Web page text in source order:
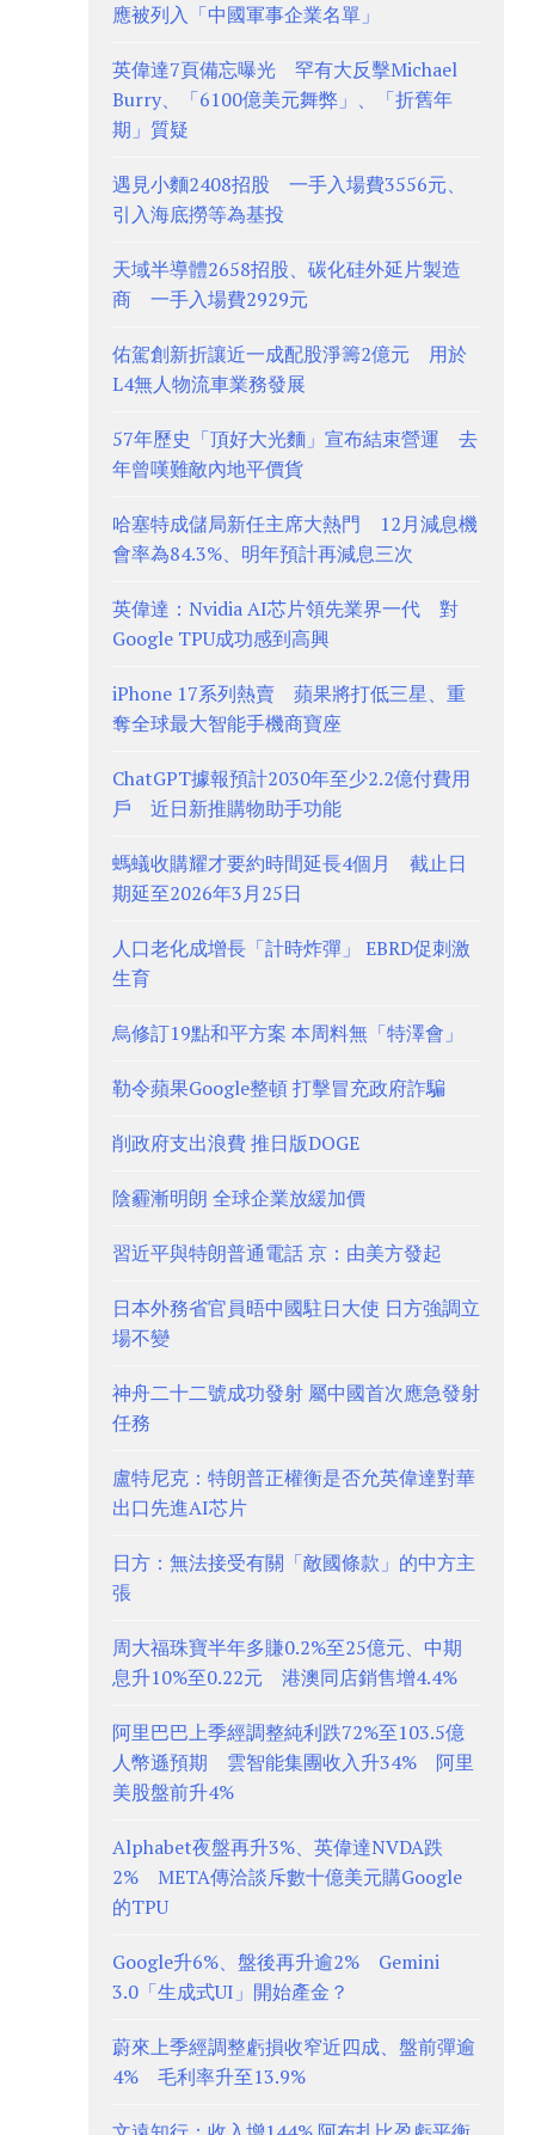
應被列入「中國軍事企業名單」
英偉達7頁備忘曝光 罕有大反擊Michael
Burry、「6100億美元舞弊」、「折舊年
期」質疑
遇見小麵2408招股 一手入場費3556元、
引入海底撈等為基投
天域半導體2658招股、碳化硅外延片製造
商 一手入場費2929元
佑駕創新折讓近一成配股淨籌2億元 用於
L4無人物流車業務發展
57年歷史「頂好大光麵」宣布結束營運 去
年曾嘆難敵內地平價貨
哈塞特成儲局新任主席大熱門 12月減息機
會率為84.3%、明年預計再減息三次
英偉達：Nvidia AI芯片領先業界一代 對
Google TPU成功感到高興
iPhone 17系列熱賣 蘋果將打低三星、重
奪全球最大智能手機商寶座
ChatGPT據報預計2030年至少2.2億付費用
戶 近日新推購物助手功能
螞蟻收購耀才要約時間延長4個月 截止日
期延至2026年3月25日
人口老化成增長「計時炸彈」 EBRD促刺激
生育
烏修訂19點和平方案 本周料無「特澤會」
勒令蘋果Google整頓 打擊冒充政府詐騙
削政府支出浪費 推日版DOGE
陰霾漸明朗 全球企業放緩加價
習近平與特朗普通電話 京：由美方發起
日本外務省官員晤中國駐日大使 日方強調立
場不變
神舟二十二號成功發射 屬中國首次應急發射
任務
盧特尼克：特朗普正權衡是否允英偉達對華
出口先進AI芯片
日方：無法接受有關「敵國條款」的中方主
張
周大福珠寶半年多賺0.2%至25億元、中期
息升10%至0.22元 港澳同店銷售增4.4%
阿里巴巴上季經調整純利跌72%至103.5億
人幣遜預期 雲智能集團收入升34% 阿里
美股盤前升4%
Alphabet夜盤再升3%、英偉達NVDA跌
2% META傳洽談斥數十億美元購Google
的TPU
Google升6%、盤後再升逾2% Gemini
3.0「生成式UI」開始產金？
蔚來上季經調整虧損收窄近四成、盤前彈逾
4% 毛利率升至13.9%